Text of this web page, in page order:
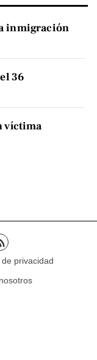
inmigración
36
víctima
privacidad